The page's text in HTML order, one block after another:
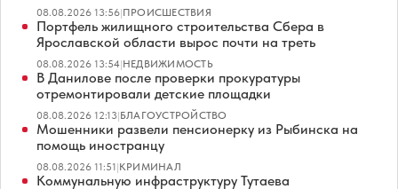
08.08.2026 13:56|ПРОИСШЕСТВИЯ
Портфель жилищного строительства Сбера в
Ярославской области вырос почти на треть
08.08.2026 13:54|НЕДВИЖИМОСТЬ
В Данилове после проверки прокуратуры
отремонтировали детские площадки
08.08.2026 12:13|БЛАГОУСТРОЙСТВО
Мошенники развели пенсионерку из Рыбинска на
помощь иностранцу
08.08.2026 11:51|КРИМИНАЛ
Коммунальную инфраструктуру Тутаева